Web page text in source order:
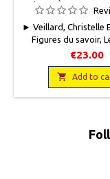
(DIOGÈNE DE
PANÉTIUS DE
POSIDONIUS
► Veillard, Christelle
Figures du savoir,
Lettres, 2015, 12,5
pages, broché.
€23.00
 Add to